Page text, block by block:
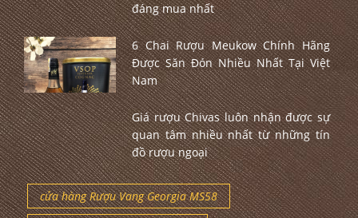
đáng mua nhất
6 Chai Rượu Meukow Chính Hãng
Được Săn Đón Nhiều Nhất Tại Việt
Nam
Giá rượu Chivas luôn nhận được sự
quan tâm nhiều nhất từ những tín
đồ rượu ngoại
cửa hàng Rượu Vang Georgia MS58